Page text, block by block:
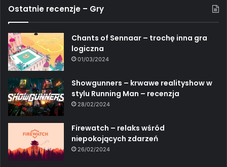
Ostatnie recenzje – Gry
Chants of Sennaar – trochę inna gra
logiczna
01/03/2024
Showgunners – krwawe realityshow w
stylu Running Man – recenzja
28/02/2024
Firewatch – relaks wśród
niepokojących zdarzeń
26/02/2024